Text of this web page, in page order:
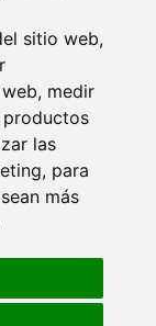
sitio web,
, medir
productos
las
, para
más
LAS FOTOS
ARROW
EPISODIO 3.